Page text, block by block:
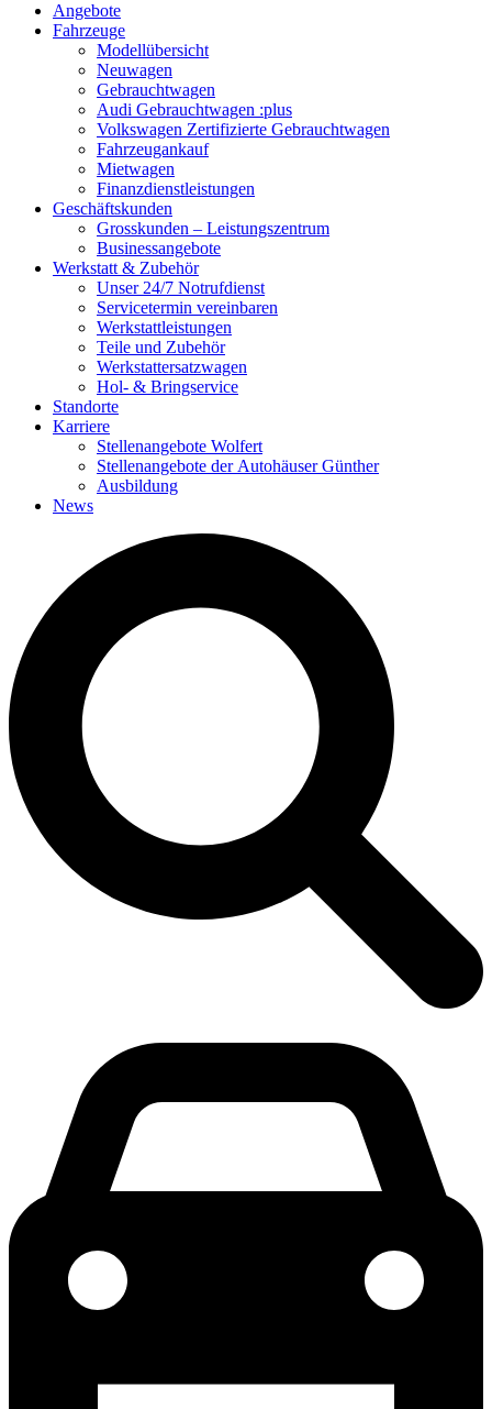
Angebote
Fahrzeuge
Modellübersicht
Neuwagen
Gebrauchtwagen
Audi Gebrauchtwagen :plus
Volkswagen Zertifizierte Gebrauchtwagen
Fahrzeugankauf
Mietwagen
Finanzdienstleistungen
Geschäftskunden
Grosskunden – Leistungszentrum
Businessangebote
Werkstatt & Zubehör
Unser 24/7 Notrufdienst
Servicetermin vereinbaren
Werkstattleistungen
Teile und Zubehör
Werkstattersatzwagen
Hol- & Bringservice
Standorte
Karriere
Stellenangebote Wolfert
Stellenangebote der Autohäuser Günther
Ausbildung
News